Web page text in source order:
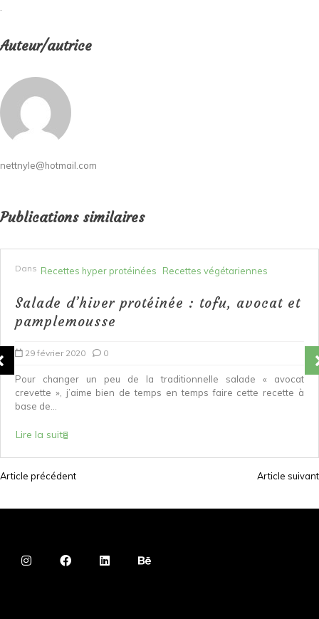
.
Auteur/autrice
nettnyle@hotmail.com
Publications similaires
Dans Recettes hyper protéinées Recettes végétariennes
Salade d’hiver protéinée : tofu, avocat et
pamplemousse
29 février 2020 0
Pour changer un peu de la traditionnelle salade « avocat
crevette », j’aime bien de temps en temps faire cette recette à
base de...
Lire la suite
N
Article précédent Article suivant